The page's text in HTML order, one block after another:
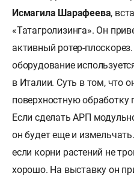
Исмагила Шарафеева,
«Татагролизинга». Он
активный ротер-
оборудование
в Италии. Суть в том, что
поверхностную обработку
Если сделать АРП
он будет еще и
если корни растений не
хорошо. На выставку он